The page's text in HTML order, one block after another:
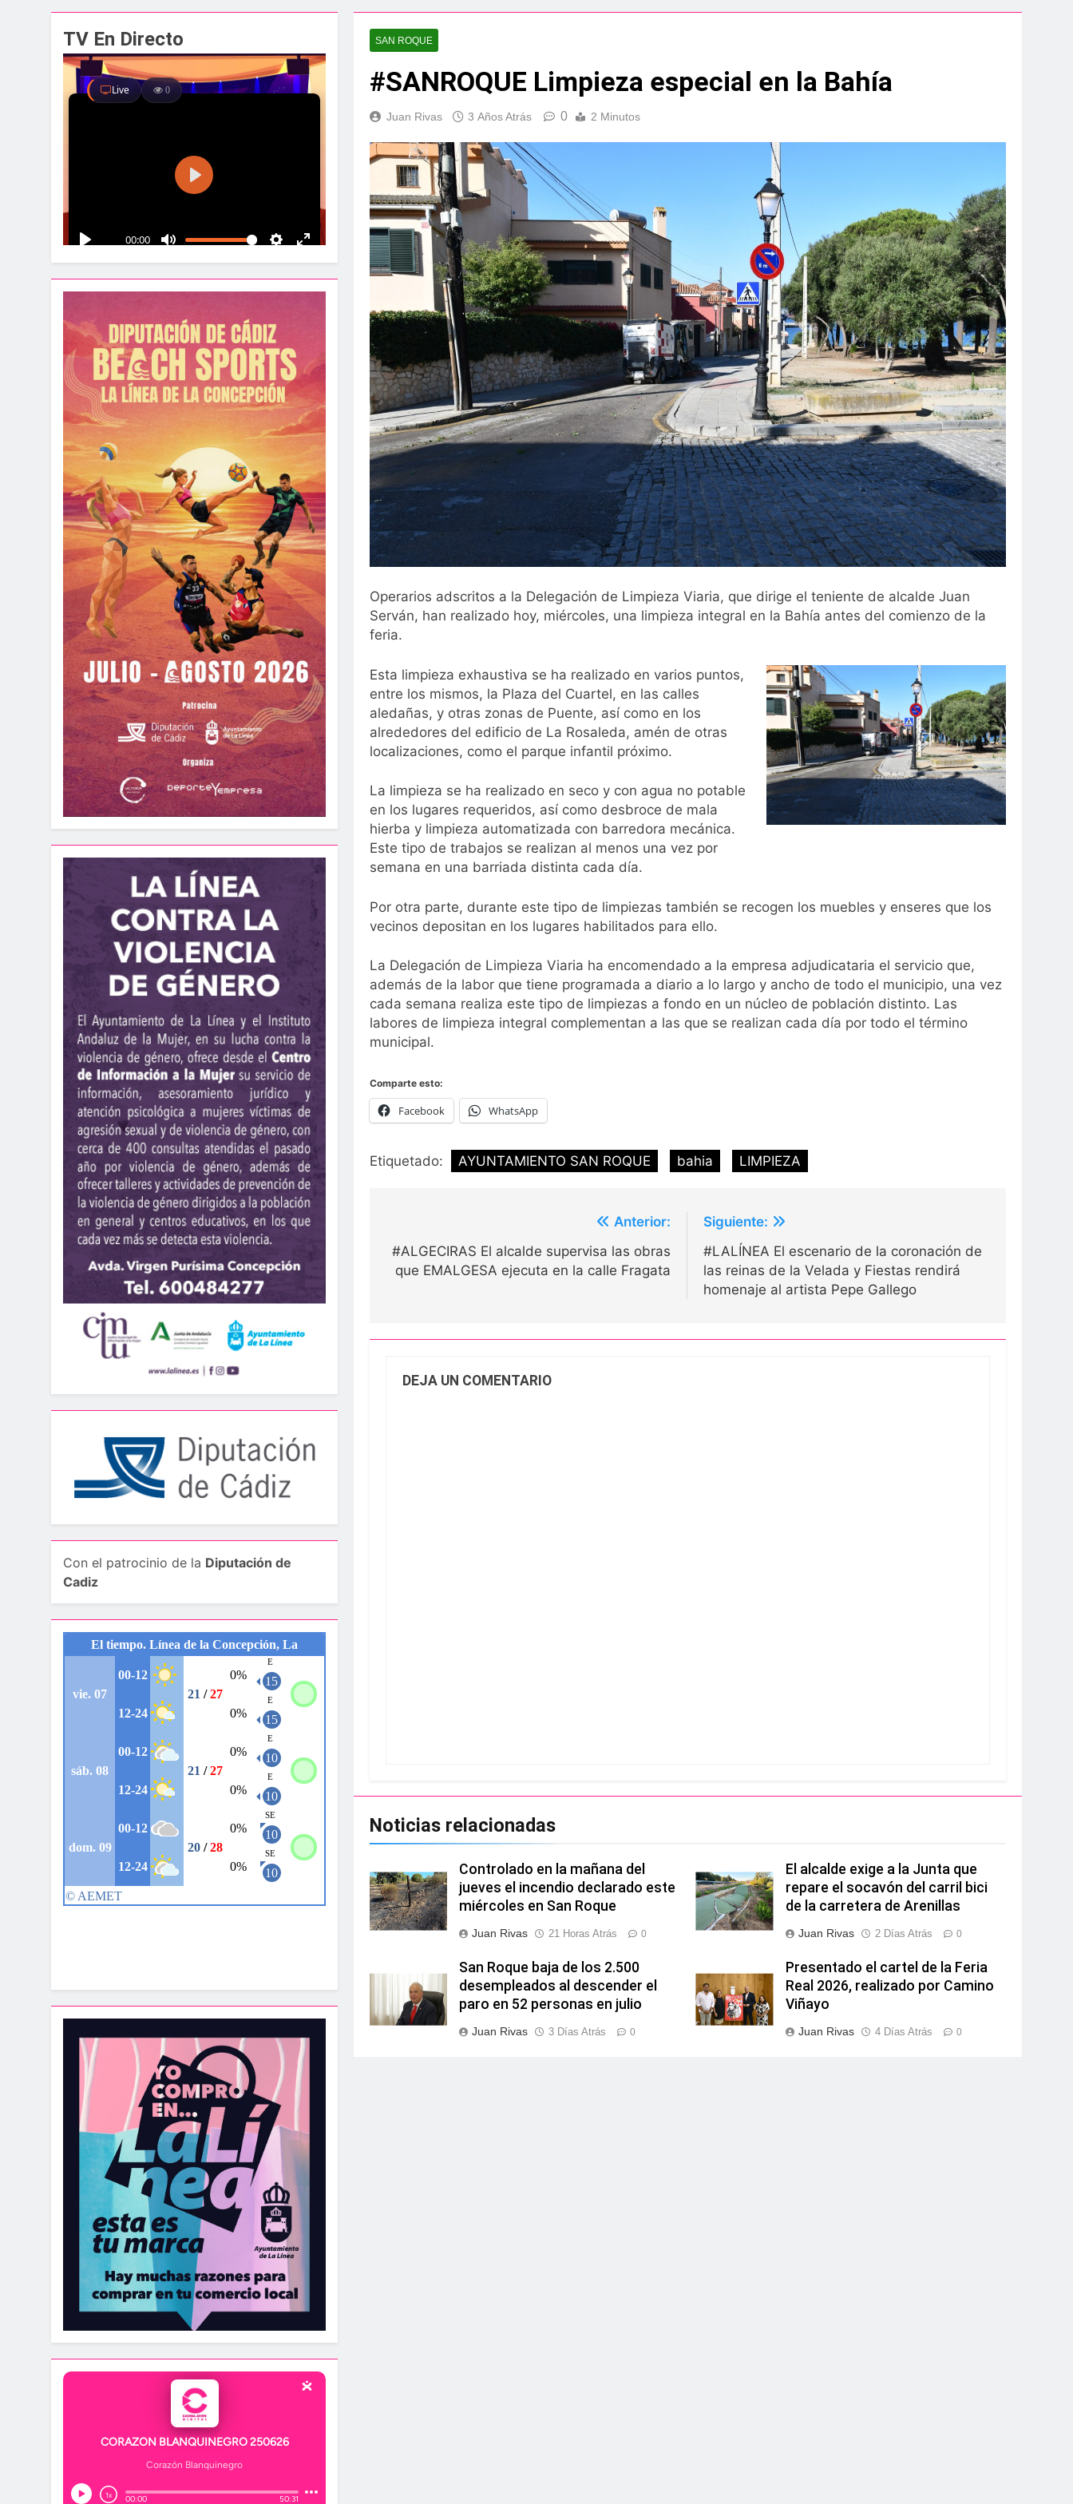
Santa Bárbara acoge el circuito nacional de vóley playa tres estrellas y el Campeonato de España sub-19
1 Semana Atrás
La Línea albergará el Campeonato de Europa de Beach Sprint 2026 con más de 1.200 deportistas de 30 países
Parques y Jardines lleva a cabo trabajos de mejora y mantenimiento en las zonas infantiles del Parque Feria
La Velada y Fiestas 2026 echa el cierre con éxito rotundo
La Mancomunidad y el Banco de Alimentos del Campo de Gibraltar renuevan su convenio de colaboración
2 Semanas Atrás
Tráfico especial para despedir la feria. Ojo si vas a Santa Bárbara
2 Semanas Atrás
La feria se despide por todo lo alto: Antonio José, fuegos artificiales y música hasta el amanecer
TV En Directo
Con el patrocinio de la Diputación de
Cadiz
SAN ROQUE
#SANROQUE Limpieza especial en la Bahía
Juan Rivas 3 Años Atrás 0 2 Minutos
Operarios adscritos a la Delegación de Limpieza Viaria, que dirige el teniente de alcalde Juan
Serván, han realizado hoy, miércoles, una limpieza integral en la Bahía antes del comienzo de la
feria.
Esta limpieza exhaustiva se ha realizado en varios puntos,
entre los mismos, la Plaza del Cuartel, en las calles
aledañas, y otras zonas de Puente, así como en los
alrededores del edificio de La Rosaleda, amén de otras
localizaciones, como el parque infantil próximo.
La limpieza se ha realizado en seco y con agua no potable
en los lugares requeridos, así como desbroce de mala
hierba y limpieza automatizada con barredora mecánica.
Este tipo de trabajos se realizan al menos una vez por
semana en una barriada distinta cada día.
Por otra parte, durante este tipo de limpiezas también se recogen los muebles y enseres que los
vecinos depositan en los lugares habilitados para ello.
La Delegación de Limpieza Viaria ha encomendado a la empresa adjudicataria el servicio que,
además de la labor que tiene programada a diario a lo largo y ancho de todo el municipio, una vez
cada semana realiza este tipo de limpiezas a fondo en un núcleo de población distinto. Las
labores de limpieza integral complementan a las que se realizan cada día por todo el término
municipal.
Comparte esto:
Facebook WhatsApp
Etiquetado: AYUNTAMIENTO SAN ROQUE bahia LIMPIEZA
de
entradas
Anterior:
#ALGECIRAS El alcalde supervisa las obras
que EMALGESA ejecuta en la calle Fragata
Siguiente:
#LALÍNEA El escenario de la coronación de
las reinas de la Velada y Fiestas rendirá
homenaje al artista Pepe Gallego
DEJA UN COMENTARIO
Noticias relacionadas
Controlado en la mañana del
jueves el incendio declarado este
miércoles en San Roque
Juan Rivas 21 Horas Atrás 0
El alcalde exige a la Junta que
repare el socavón del carril bici
de la carretera de Arenillas
Juan Rivas 2 Días Atrás 0
San Roque baja de los 2.500
desempleados al descender el
paro en 52 personas en julio
Juan Rivas 3 Días Atrás 0
Presentado el cartel de la Feria
Real 2026, realizado por Camino
Viñayo
Juan Rivas 4 Días Atrás 0